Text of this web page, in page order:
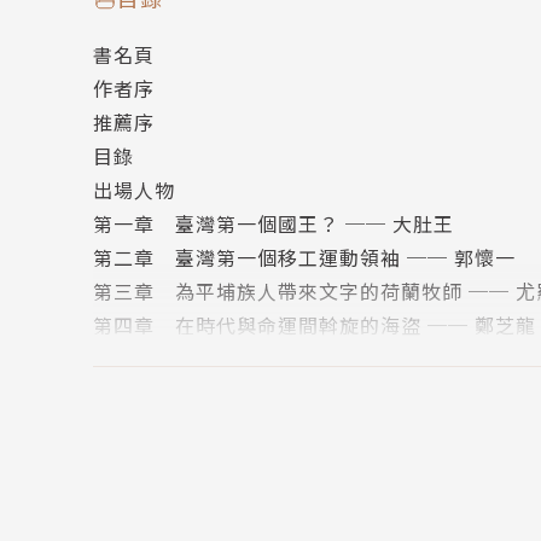
從日本、到菲律賓等海域，全是他的天下?
一起重返歷史現場，
認識臺灣舉足輕重的歷史人物，
找尋自我定位！
臺灣這座島上曾經發生了很多事，
讓我們從影響臺灣各領域的22個關鍵人物生命故事
了解他們如何影響臺灣各行各業的發展與歷史脈
以前我們對臺灣歷史的認識，
書名頁
作者序
推薦序
目錄
出場人物
第一章 臺灣第一個國王？ ── 大肚王
第二章 臺灣第一個移工運動領袖 ── 郭懷一
第三章 為平埔族人帶來文字的荷蘭牧師 ── 尤
第四章 在時代與命運間斡旋的海盜 ── 鄭芝龍
第七章 帶來新式醫療與教育的「多功能」傳教